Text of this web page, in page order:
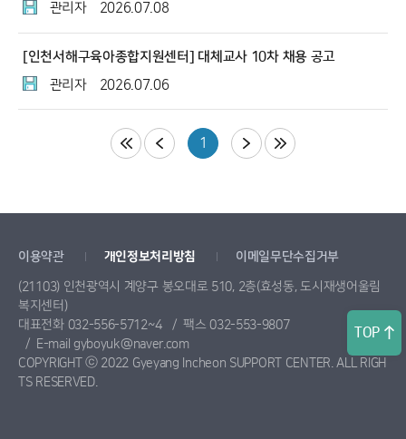
관리자 2026.07.08
[인천서해구육아종합지원센터] 대체교사 10차 채용 공고
관리자 2026.07.06
1
이용약관 개인정보처리방침 이메일무단수집거부
(21103) 인천광역시 계양구 봉오대로 510, 2층(효성동, 도시재생어울림
복지센터)
대표전화 032-556-5712~4
팩스 032-553-9807
E-mail gyboyuk@naver.com
COPYRIGHT ⓒ 2022 Gyeyang Incheon SUPPORT CENTER. ALL RIGH
TS RESERVED.
TOP